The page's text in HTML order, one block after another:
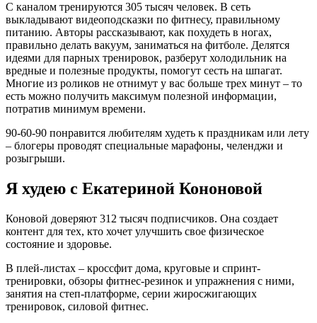
С каналом тренируются 305 тысяч человек. В сеть
выкладывают видеоподсказки по фитнесу, правильному
питанию. Авторы рассказывают, как похудеть в ногах,
правильно делать вакуум, заниматься на фитболе. Делятся
идеями для парных тренировок, разберут холодильник на
вредные и полезные продукты, помогут сесть на шпагат.
Многие из роликов не отнимут у вас больше трех минут – то
есть можно получить максимум полезной информации,
потратив минимум времени.
90-60-90 понравится любителям худеть к праздникам или лету
– блогеры проводят специальные марафоны, челенджи и
розыгрыши.
Я худею с Екатериной Кононовой
Коновой доверяют 312 тысяч подписчиков. Она создает
контент для тех, кто хочет улучшить свое физическое
состояние и здоровье.
В плей-листах – кроссфит дома, круговые и спринт-
тренировки, обзоры фитнес-резинок и упражнения с ними,
занятия на степ-платформе, серии жиросжигающих
тренировок, силовой фитнес.